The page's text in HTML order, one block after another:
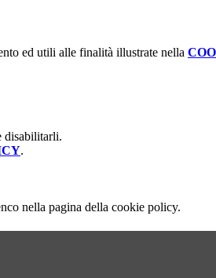
ed utili alle finalità illustrate nella
disabilitarli.
.
nella pagina della cookie policy.